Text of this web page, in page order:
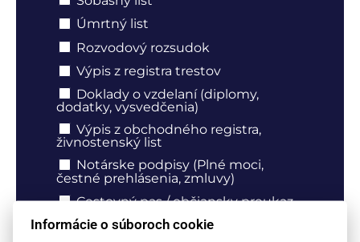
Úmrtný list
Rozvodový rozsudok
Výpis z registra trestov
Doklady o vzdelaní (diplomy,
dodatky, vysvedčenia)
Výpis z obchodného registra,
živnostenský list
Notárske podpisy (Plné moci,
čestné prehlásenia, zmluvy)
Cestovný pas / občiansky preukaz
Potvrdenie o daňovej rezidencii
Informácie o súboroch cookie